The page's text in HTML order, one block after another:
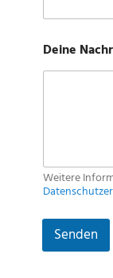
e
a
m
e
Deine
Weitere
Senden